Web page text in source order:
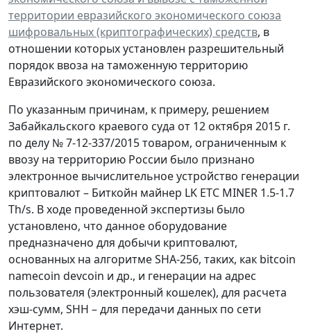
территории евразийского экономического союза
шифровальных (криптографических) средств, в
отношении которых установлен разрешительный
порядок ввоза на таможенную территорию
Евразийского экономического союза.
По указанным причинам, к примеру, решением
Забайкальского краевого суда от 12 октября 2015 г.
по делу № 7-12-337/2015 товаром, ограниченным к
ввозу на территорию России было признано
электронное вычислительное устройство генерации
криптовалют – Биткойн майнер LK ETC MINER 1.5-1.7
Тh/s. В ходе проведенной экспертизы было
установлено, что данное оборудование
предназначено для добычи криптовалют,
основанных на алгоритме SHA-256, таких, как bitcoin
namecoin devcoin и др., и генерации на адрес
пользователя (электронный кошелек), для расчета
хэш-сумм, SHН – для передачи данных по сети
Интернет.